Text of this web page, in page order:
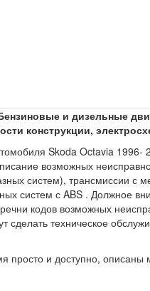
и дизельные
конструкции,
Skoda Octavia 1996-
возможных
систем), трансмиссии с
систем с ABS . Должное
кодов возможных
техническое
и доступно,